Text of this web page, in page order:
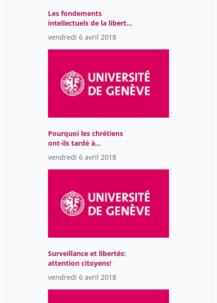
Les fondements
intellectuels de la liberté
de conscience dans
l’Europe moderne
vendredi 6 avril 2018
Pourquoi les chrétiens
ont-ils tardé à
condamner l’esclavage?
vendredi 6 avril 2018
Surveillance et libertés:
attention citoyens!
vendredi 6 avril 2018